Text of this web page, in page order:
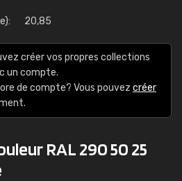
20,85
créer vos propres collections
un compte.
de compte? Vous pouvez créer
RAL 290 50 25